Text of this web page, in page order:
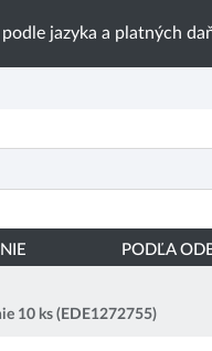
jazyka a platných
PODĽA
10 ks (EDE1272755)